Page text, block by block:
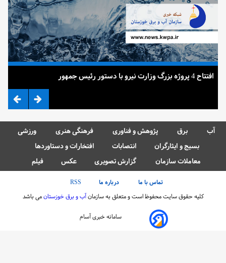
افتتاح 4 پروژه بزرگ وزارت نیرو با دستور رئیس جمهور
آب برق پژوهش و فناوری فرهنگی هنری
ورزشی
بسیج و ایثارگران
انتصابات
افتخارات و دستاوردها
معاملات سازمان
گزارش تصویری عکس فیلم
تماس با ما درباره ما
RSS
کلیه حقوق سایت محفوظ است و متعلق به سازمانآب و برق خوزستانمی باشد
سامانه خبری آسام